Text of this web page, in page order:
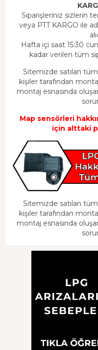
Siparişleriniz sizlerin
veya PTT KARGO ile
Hafta içi saat 15:30
kadar verilen tüm
Sitemizde satılan
kişiler tarafından
montaj esnasında
Map sensörleri
için alttaki
Sitemizde satılan
kişiler tarafından
montaj esnasında